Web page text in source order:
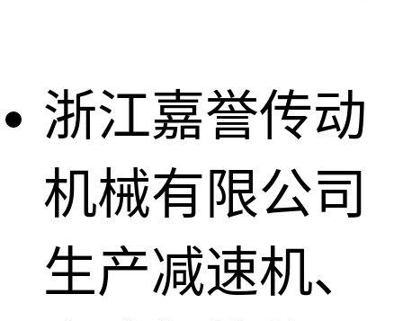
浙江嘉誉传动
机械有限公司
生产减速机、